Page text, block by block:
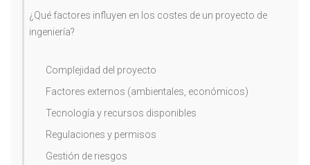
¿Qué factores influyen en los costes de un proyecto de
ingeniería?
Complejidad del proyecto
Factores externos (ambientales, económicos)
Tecnología y recursos disponibles
Regulaciones y permisos
Gestión de riesgos